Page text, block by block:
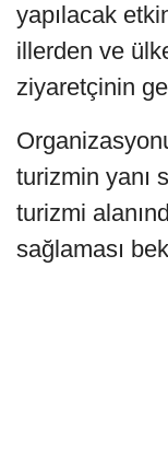
yapılacak
illerden ve
ziyaretçinin
turizmin yanı
turizmi
sağlaması